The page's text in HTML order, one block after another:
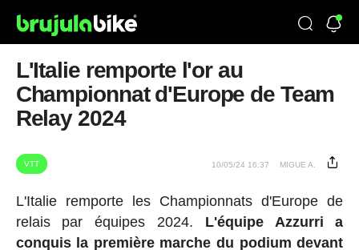
L'Italie remporte l'or au
Championnat d'Europe de Team
Relay 2024
VTT 10/05/24 16:37 MIGUE A.
L'Italie remporte les Championnats d'Europe de
relais par équipes 2024. L'équipe Azzurri a
conquis la première marche du podium devant